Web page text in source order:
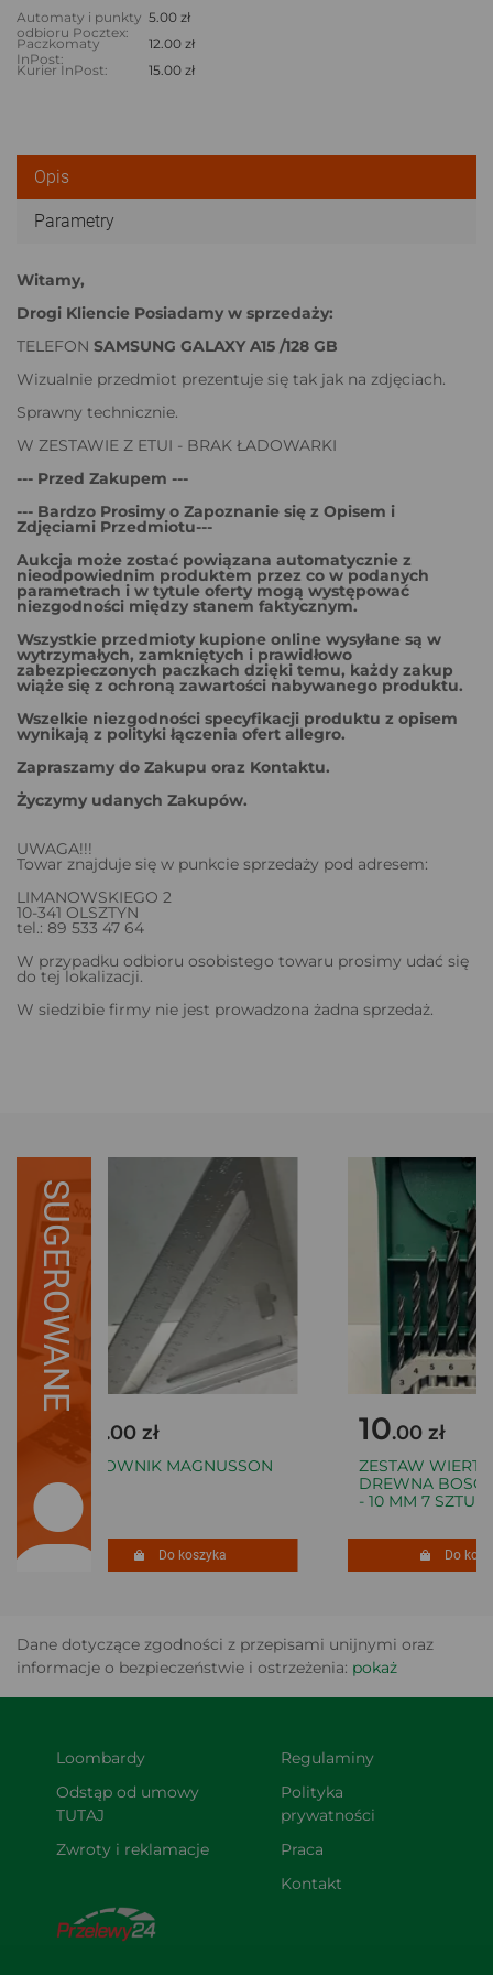
Automaty i punkty
odbioru Pocztex:
5.00 zł
Paczkomaty
InPost:
12.00 zł
Kurier InPost:
15.00 zł
Opis
Parametry
Witamy,
Drogi Kliencie Posiadamy w sprzedaży:
TELEFON SAMSUNG GALAXY A15 /128 GB
Wizualnie przedmiot prezentuje się tak jak na zdjęciach.
Sprawny technicznie.
W ZESTAWIE Z ETUI - BRAK ŁADOWARKI
--- Przed Zakupem ---
--- Bardzo Prosimy o Zapoznanie się z Opisem i
Zdjęciami Przedmiotu---
Aukcja może zostać powiązana automatycznie z
nieodpowiednim produktem przez co w podanych
parametrach i w tytule oferty mogą występować
niezgodności między stanem faktycznym.
Wszystkie przedmioty kupione online wysyłane są w
wytrzymałych, zamkniętych i prawidłowo
zabezpieczonych paczkach dzięki temu, każdy zakup
wiąże się z ochroną zawartości nabywanego produktu.
Wszelkie niezgodności specyfikacji produktu z opisem
wynikają z polityki łączenia ofert allegro.
Zapraszamy do Zakupu oraz Kontaktu.
Życzymy udanych Zakupów.
UWAGA!!!
Towar znajduje się w punkcie sprzedaży pod adresem:
LIMANOWSKIEGO 2
10-341 OLSZTYN
tel.: 89 533 47 64
W przypadku odbioru osobistego towaru prosimy udać się
do tej lokalizacji.
W siedzibie firmy nie jest prowadzona żadna sprzedaż.
SUGEROWANE
.00 zł
KĄTOWNIK MAGNUSSON
Do koszyka
10.00 zł
ZESTAW
DREWNA BOSCH
- 10 MM 7 SZTUK
Do
Dane dotyczące zgodności z przepisami unijnymi oraz
informacje o bezpieczeństwie i ostrzeżenia: pokaż
Loombardy
Odstąp od umowy
TUTAJ
Zwroty i reklamacje
Regulaminy
Polityka
prywatności
Praca
Kontakt